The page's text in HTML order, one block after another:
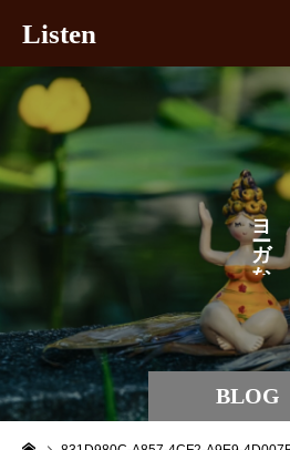
Listen
BLOG
ヨ
ガ
な